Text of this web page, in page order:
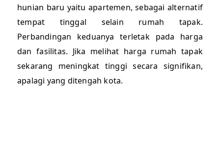
hunian baru yaitu apartemen, sebagai alternatif
tempat tinggal selain rumah tapak.
Perbandingan keduanya terletak pada harga
dan fasilitas. Jika melihat harga rumah tapak
sekarang meningkat tinggi secara signifikan,
apalagi yang ditengah kota.